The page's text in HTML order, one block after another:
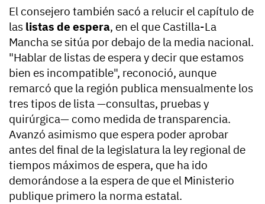
El consejero también sacó a relucir el capítulo de
las listas de espera, en el que Castilla-La
Mancha se sitúa por debajo de la media nacional.
"Hablar de listas de espera y decir que estamos
bien es incompatible", reconoció, aunque
remarcó que la región publica mensualmente los
tres tipos de lista —consultas, pruebas y
quirúrgica— como medida de transparencia.
Avanzó asimismo que espera poder aprobar
antes del final de la legislatura la ley regional de
tiempos máximos de espera, que ha ido
demorándose a la espera de que el Ministerio
publique primero la norma estatal.